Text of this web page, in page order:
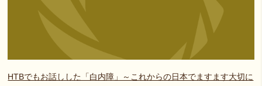
HTBでもお話しした「白内障」～これからの日本でますます大切に